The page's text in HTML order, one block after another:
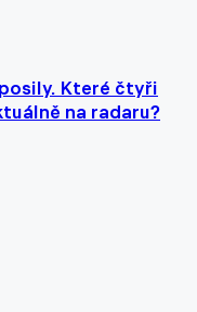
Které čtyři
na radaru?